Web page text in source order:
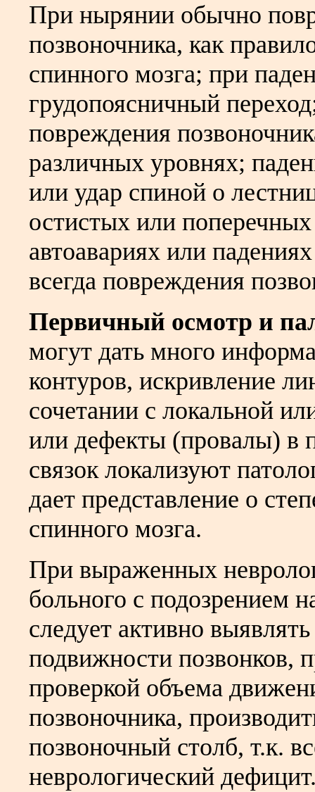
При нырянии обычно
позвоночника, как
спинного мозга; при
грудопоясничный
повреждения
различных уровнях;
или удар спиной о
остистых или
автоавариях или
всегда повреждения
Первичный осмотр и
могут дать много
контуров, искривление
сочетании с локальной
или дефекты (провалы) в
связок локализуют
дает представление о
спинного мозга.
При выраженных
больного с подозрением
следует активно
подвижности позвонков,
проверкой объема
позвоночника,
позвоночный столб, т.к.
неврологический